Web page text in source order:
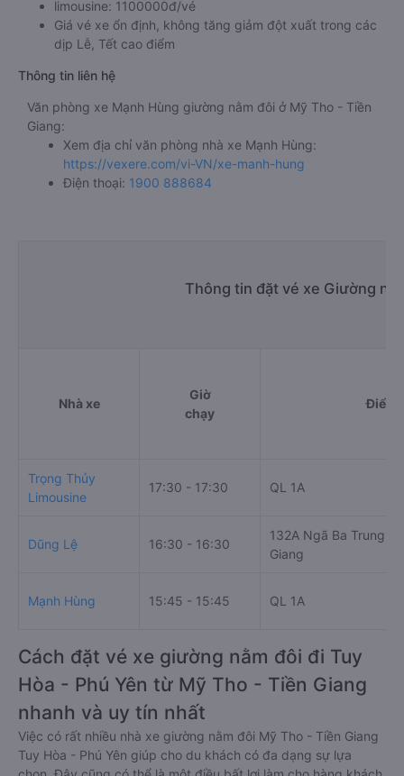
limousine: 1100000đ/vé
Giá vé xe ổn định, không tăng giảm đột xuất trong các
dịp Lễ, Tết cao điểm
Thông tin liên hệ
Văn phòng xe Mạnh Hùng giường nằm đôi ở Mỹ Tho - Tiền
Giang:
Xem địa chỉ văn phòng nhà xe Mạnh Hùng:
https://vexere.com/vi-VN/xe-manh-hung
Điện thoại: 1900 888684
Thông tin đặt vé xe Giường
Nhà xe
Giờ
chạy
Điểm
Trọng Thủy
Limousine
17:30 - 17:30 QL 1A
Dũng Lệ 16:30 - 16:30
132A Ngã Ba Trung
Giang
Mạnh Hùng 15:45 - 15:45 QL 1A
Cách đặt vé xe giường nằm đôi đi Tuy
Hòa - Phú Yên từ Mỹ Tho - Tiền Giang
nhanh và uy tín nhất
Việc có rất nhiều nhà xe giường nằm đôi Mỹ Tho - Tiền Giang
Tuy Hòa - Phú Yên giúp cho du khách có đa dạng sự lựa